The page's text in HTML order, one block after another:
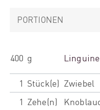
PORTIONEN
400 g Linguine
1 Stück(e) Zwiebel
1 Zehe(n)